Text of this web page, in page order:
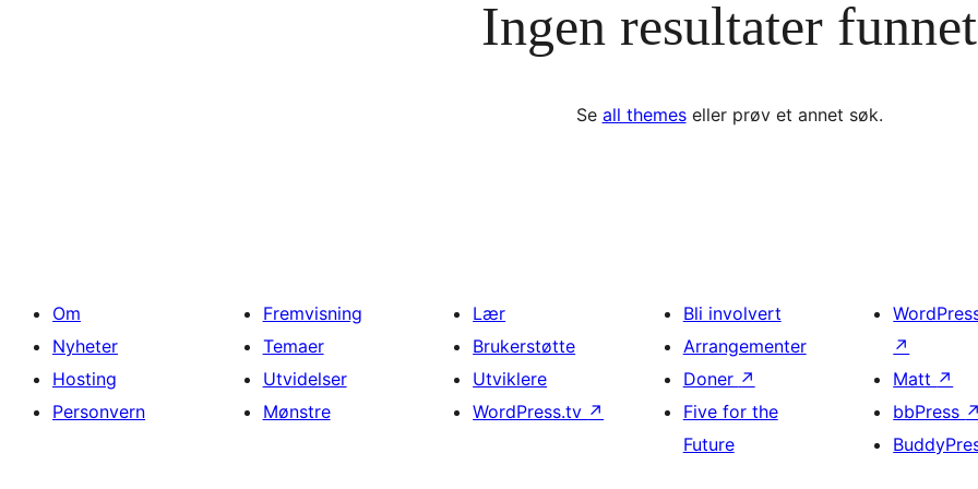
Ingen resultater funnet
Se all themeseller prøv et annet søk.
Om
Nyheter
Hosting
Personvern
Fremvisning
Temaer
Utvidelser
Mønstre
Lær
Brukerstøtte
Utviklere
WordPress.tv ↗
Bli involvert
Arrangementer
Doner ↗
Five for the
Future
↗
Matt ↗
bbPress ↗